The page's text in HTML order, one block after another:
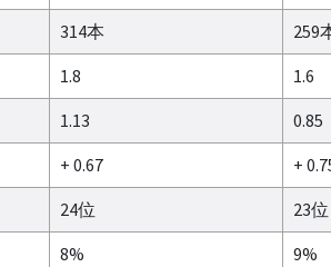
314本 259
1.8 1.6
1.13 0.85
+ 0.67 +
24位 23位
8% 9%